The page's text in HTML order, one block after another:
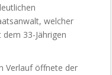
welcher
33-Jährigen
Verlauf öffnete der